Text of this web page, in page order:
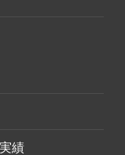
績